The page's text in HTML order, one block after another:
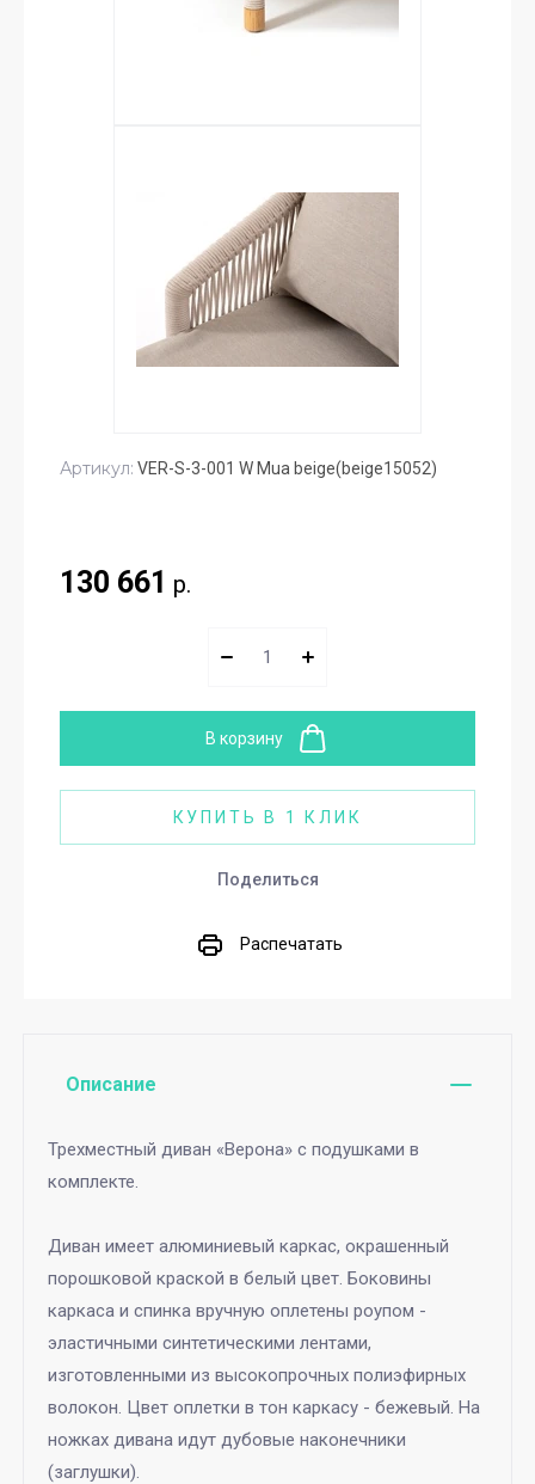
Артикул: VER-S-3-001 W Mua beige(beige15052)
130 661 р.
В корзину
КУПИТЬ В 1 КЛИК
Поделиться
Распечатать
Описание
Трехместный диван «Верона» с подушками в
комплекте.
Диван имеет алюминиевый каркас, окрашенный
порошковой краской в белый цвет. Боковины
каркаса и спинка вручную оплетены роупом -
эластичными синтетическими лентами,
изготовленными из высокопрочных полиэфирных
волокон. Цвет оплетки в тон каркасу - бежевый. На
ножках дивана идут дубовые наконечники
(заглушки).